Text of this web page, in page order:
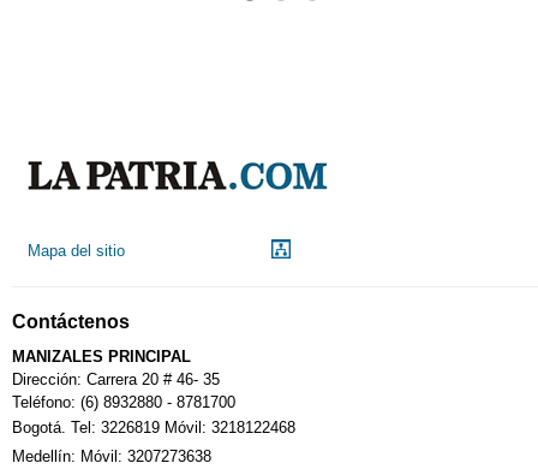
Mapa del sitio
Contáctenos
MANIZALES PRINCIPAL
Dirección: Carrera 20 # 46- 35
Teléfono: (6) 8932880 - 8781700
Bogotá. Tel: 3226819 Móvil: 3218122468
Medellín: Móvil: 3207273638